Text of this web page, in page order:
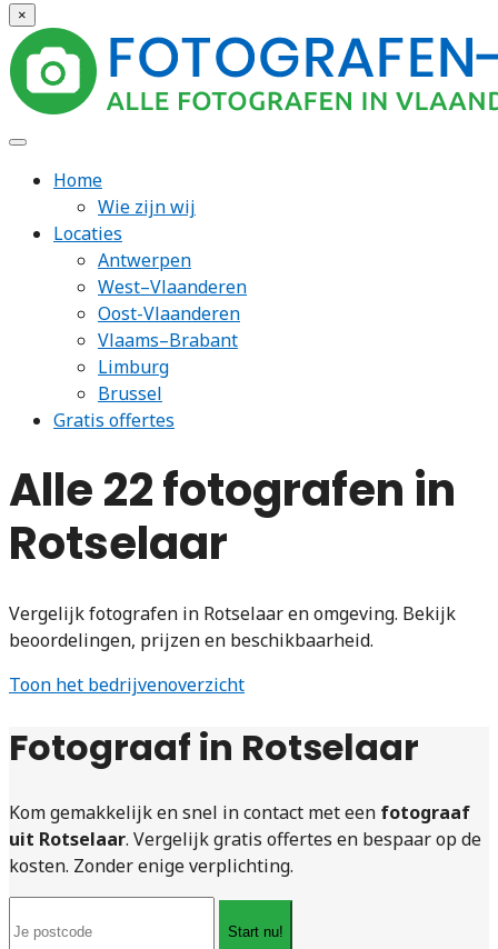
×
Home
Wie zijn wij
Locaties
Antwerpen
West–Vlaanderen
Oost-Vlaanderen
Vlaams–Brabant
Limburg
Brussel
Gratis offertes
Alle 22 fotografen in
Rotselaar
Vergelijk fotografen in Rotselaar en omgeving. Bekijk
beoordelingen, prijzen en beschikbaarheid.
Toon het bedrijvenoverzicht
Fotograaf in Rotselaar
Kom gemakkelijk en snel in contact met een fotograaf
uit Rotselaar. Vergelijk gratis offertes en bespaar op de
kosten. Zonder enige verplichting.
Start nu!